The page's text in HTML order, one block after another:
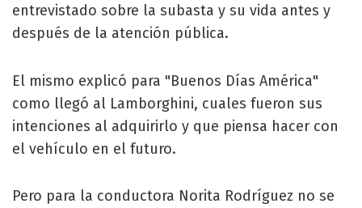
entrevistado sobre la subasta y su vida antes y
después de la atención pública.
El mismo explicó para "Buenos Días América"
como llegó al Lamborghini, cuales fueron sus
intenciones al adquirirlo y que piensa hacer con
el vehículo en el futuro.
Pero para la conductora Norita Rodríguez no se